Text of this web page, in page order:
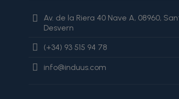
Av. de la Riera 40 Nave A, 08960,
Desvern
(+34) 93 515 94 78
info@induus.com